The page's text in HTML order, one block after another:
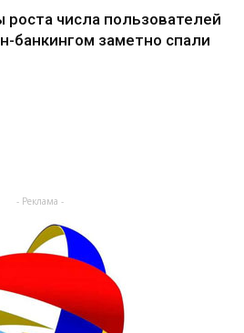
роста числа пользователей
банкингом заметно спали
- Реклама -